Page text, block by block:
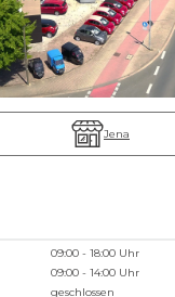
Jena
09:00 - 18:00 Uhr
09:00 - 14:00 Uhr
geschlossen